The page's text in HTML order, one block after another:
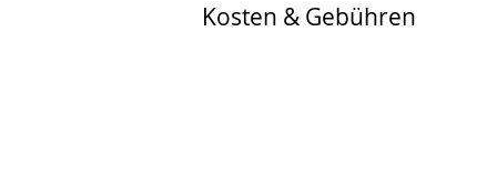
Kosten & Gebühren